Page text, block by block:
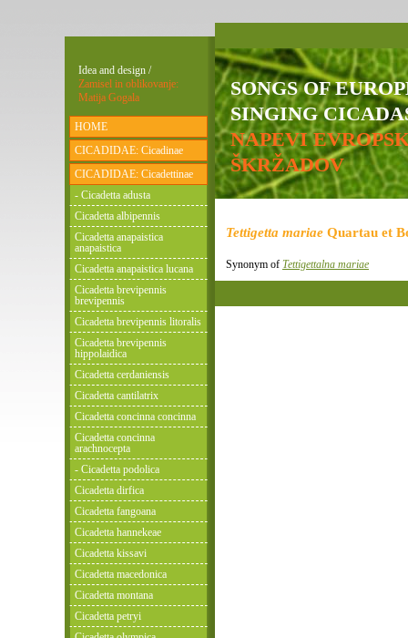
SONGS OF
SINGING
NAPEVI
ŠKRŽADOV
Tettigetta mariae Quartau et
Synonym of Tettigettalna mariae
Idea and design /
Zamisel in oblikovanje:
Matija Gogala
HOME
CICADIDAE: Cicadinae
CICADIDAE: Cicadettinae
- Cicadetta adusta
Cicadetta albipennis
Cicadetta anapaistica
anapaistica
Cicadetta anapaistica lucana
Cicadetta brevipennis
brevipennis
Cicadetta brevipennis litoralis
Cicadetta brevipennis
hippolaidica
Cicadetta cerdaniensis
Cicadetta cantilatrix
Cicadetta concinna concinna
Cicadetta concinna
arachnocepta
- Cicadetta podolica
Cicadetta dirfica
Cicadetta fangoana
Cicadetta hannekeae
Cicadetta kissavi
Cicadetta macedonica
Cicadetta montana
Cicadetta petryi